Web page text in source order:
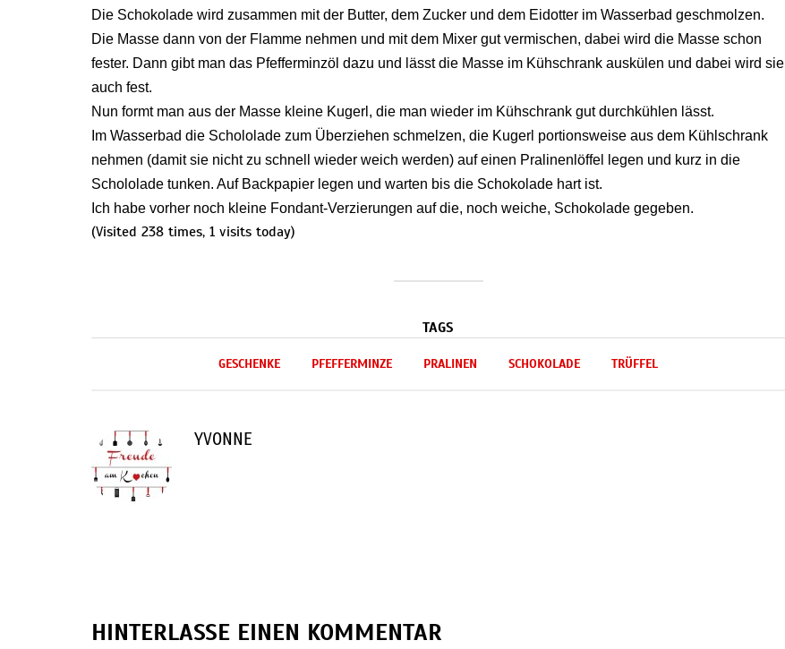
Die Schokolade wird zusammen mit der Butter, dem Zucker und dem Eidotter im Wasserbad geschmolzen.
Die Masse dann von der Flamme nehmen und mit dem Mixer gut vermischen, dabei wird die Masse schon
fester. Dann gibt man das Pfefferminzöl dazu und lässt die Masse im Kühschrank auskülen und dabei wird sie
auch fest.
Nun formt man aus der Masse kleine Kugerl, die man wieder im Kühschrank gut durchkühlen lässt.
Im Wasserbad die Schololade zum Überziehen schmelzen, die Kugerl portionsweise aus dem Kühlschrank
nehmen (damit sie nicht zu schnell wieder weich werden) auf einen Pralinenlöffel legen und kurz in die
Schololade tunken. Auf Backpapier legen und warten bis die Schokolade hart ist.
Ich habe vorher noch kleine Fondant-Verzierungen auf die, noch weiche, Schokolade gegeben.
(Visited 238 times, 1 visits today)
TAGS
GESCHENKE PFEFFERMINZE PRALINEN SCHOKOLADE TRÜFFEL
YVONNE
HINTERLASSE EINEN KOMMENTAR